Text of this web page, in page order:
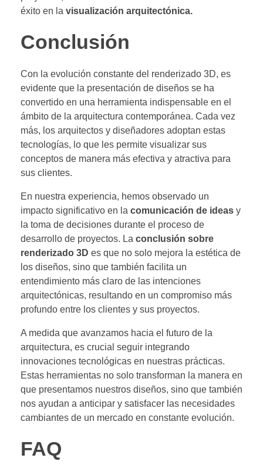
éxito en la visualización arquitectónica.
Conclusión
Con la evolución constante del renderizado 3D, es
evidente que la presentación de diseños se ha
convertido en una herramienta indispensable en el
ámbito de la arquitectura contemporánea. Cada vez
más, los arquitectos y diseñadores adoptan estas
tecnologías, lo que les permite visualizar sus
conceptos de manera más efectiva y atractiva para
sus clientes.
En nuestra experiencia, hemos observado un
impacto significativo en la comunicación de ideas y
la toma de decisiones durante el proceso de
desarrollo de proyectos. La conclusión sobre
renderizado 3D es que no solo mejora la estética de
los diseños, sino que también facilita un
entendimiento más claro de las intenciones
arquitectónicas, resultando en un compromiso más
profundo entre los clientes y sus proyectos.
A medida que avanzamos hacia el futuro de la
arquitectura, es crucial seguir integrando
innovaciones tecnológicas en nuestras prácticas.
Estas herramientas no solo transforman la manera en
que presentamos nuestros diseños, sino que también
nos ayudan a anticipar y satisfacer las necesidades
cambiantes de un mercado en constante evolución.
FAQ